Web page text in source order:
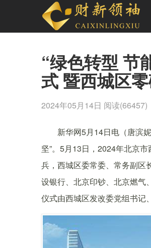
“绿色转型 节
式 暨西城区
2024年05月14日 阅读(66457)
新华网5月14日电（唐滨
坚”。5月13日，2024年北京
兵，西城区委常委、常务副区
设银行、北京印钞、北京燃气
仪式由西城区发改委党组书记